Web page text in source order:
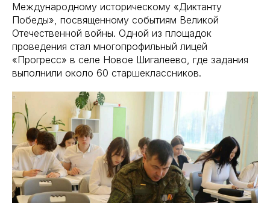
Международному историческому «Диктанту
Победы», посвященному событиям Великой
Отечественной войны. Одной из площадок
проведения стал многопрофильный лицей
«Прогресс» в селе Новое Шигалеево, где задания
выполнили около 60 старшеклассников.